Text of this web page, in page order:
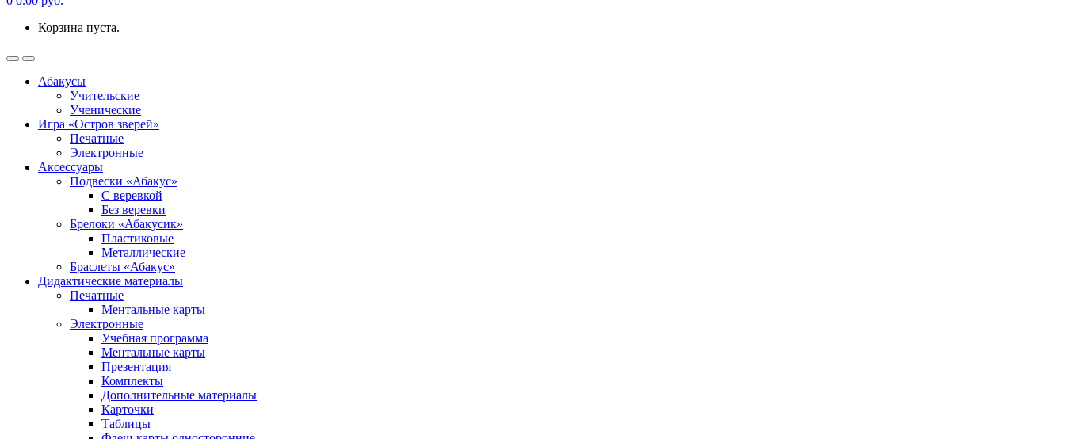
Корзина пуста.
Абакусы
Учительские
Ученические
Игра «Остров зверей»
Печатные
Электронные
Аксессуары
Подвески «Абакус»
С веревкой
Без веревки
Брелоки «Абакусик»
Пластиковые
Металлические
Браслеты «Абакус»
Дидактические материалы
Печатные
Ментальные карты
Электронные
Учебная программа
Ментальные карты
Презентация
Комплекты
Дополнительные материалы
Карточки
Таблицы